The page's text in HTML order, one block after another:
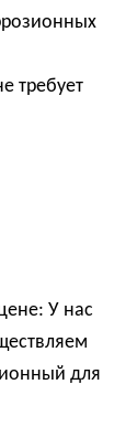
требует
У нас
для